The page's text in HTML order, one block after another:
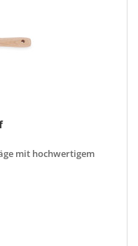
mit hochwertigem